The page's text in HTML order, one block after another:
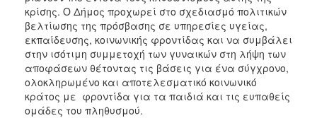
κρίσης. Ο Δήμος προχωρεί στο σχεδιασμό πολιτικών
βελτίωσης της πρόσβασης σε υπηρεσίες υγείας,
εκπαίδευσης, κοινωνικής φροντίδας και να συμβάλει
στην ισότιμη συμμετοχή των γυναικών στη λήψη των
αποφάσεων θέτοντας τις βάσεις για ένα σύγχρονο,
ολοκληρωμένο και αποτελεσματικό κοινωνικό
κράτος με φροντίδα για τα παιδιά και τις ευπαθείς
ομάδες του πληθυσμού.